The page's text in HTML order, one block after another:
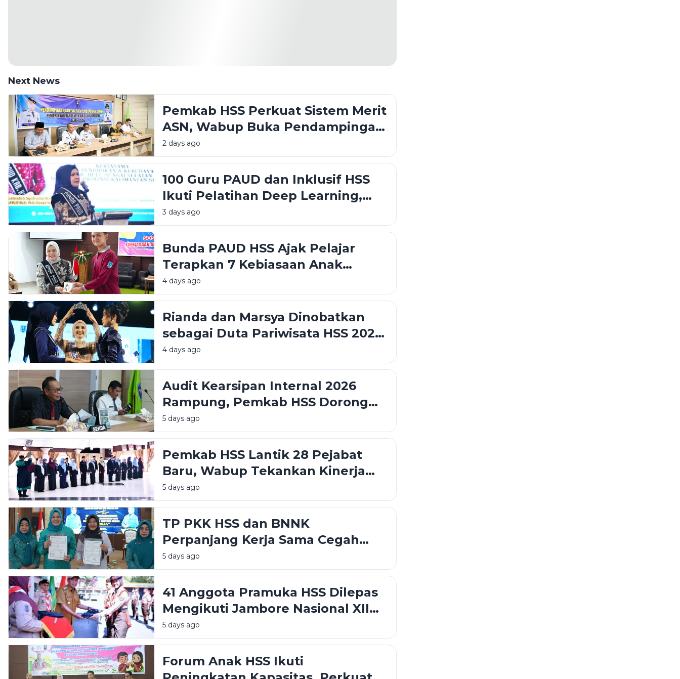
Next News
Pemkab HSS Perkuat Sistem Merit
ASN, Wabup Buka Pendampingan
Manajemen Talenta untuk
Tingkatkan Profesionalisme
2 days ago
100 Guru PAUD dan Inklusif HSS
Ikuti Pelatihan Deep Learning,
Bunda PAUD Tekankan
Pendidikan Tanpa Diskriminasi
3 days ago
Bunda PAUD HSS Ajak Pelajar
Terapkan 7 Kebiasaan Anak
Hebat, Bangun Karakter Sejak Dini
4 days ago
Rianda dan Marsya Dinobatkan
sebagai Duta Pariwisata HSS 2026,
Siap Promosikan Wisata
Berkelanjutan
4 days ago
Audit Kearsipan Internal 2026
Rampung, Pemkab HSS Dorong
Perangkat Daerah Perkuat Tata
Kelola Arsip
5 days ago
Pemkab HSS Lantik 28 Pejabat
Baru, Wabup Tekankan Kinerja
Cepat dan Kolaborasi
5 days ago
TP PKK HSS dan BNNK
Perpanjang Kerja Sama Cegah
Narkoba Lewat Keluarga Bersinar
5 days ago
41 Anggota Pramuka HSS Dilepas
Mengikuti Jambore Nasional XII
2026 di Cibubur
5 days ago
Forum Anak HSS Ikuti